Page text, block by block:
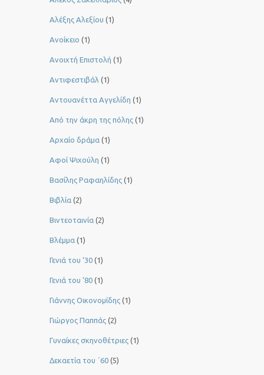
Αλέξης Αλεξίου (1)
Ανοίκειο (1)
Ανοιχτή Επιστολή (1)
Αντιφεστιβάλ (1)
Αντουανέττα Αγγελίδη (1)
Από την άκρη της πόλης (1)
Αρχαίο δράμα (1)
Αφοί Ψιχούλη (1)
Βασίλης Ραφαηλίδης (1)
Βιβλία (2)
Βιντεοταινία (2)
Βλέμμα (1)
Γενιά του ‘30 (1)
Γενιά του ’80 (1)
Γιάννης Οικονομίδης (1)
Γιώργος Παππάς (2)
Γυναίκες σκηνοθέτριες (1)
Δεκαετία του ΄60 (5)